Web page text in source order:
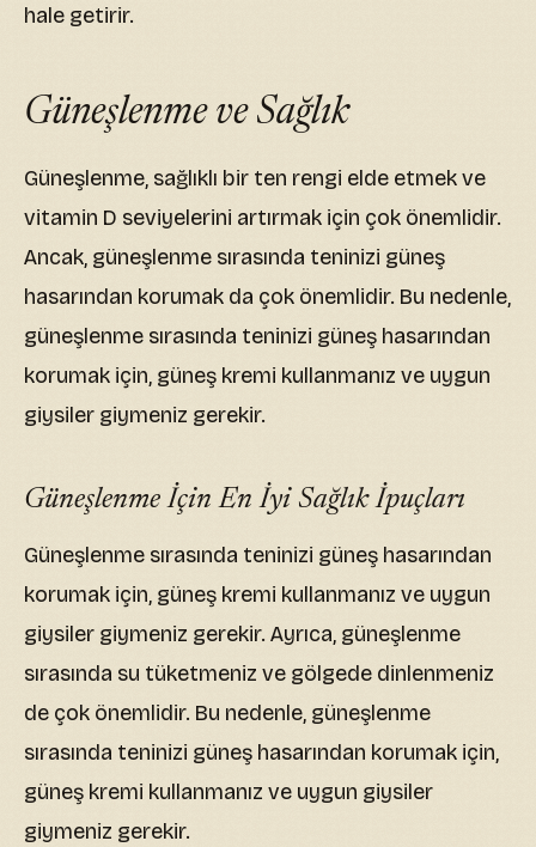
hale getirir.
Güneşlenme ve Sağlık
Güneşlenme, sağlıklı bir ten rengi elde etmek ve
vitamin D seviyelerini artırmak için çok önemlidir.
Ancak, güneşlenme sırasında teninizi güneş
hasarından korumak da çok önemlidir. Bu nedenle,
güneşlenme sırasında teninizi güneş hasarından
korumak için, güneş kremi kullanmanız ve uygun
giysiler giymeniz gerekir.
Güneşlenme İçin En İyi Sağlık İpuçları
Güneşlenme sırasında teninizi güneş hasarından
korumak için, güneş kremi kullanmanız ve uygun
giysiler giymeniz gerekir. Ayrıca, güneşlenme
sırasında su tüketmeniz ve gölgede dinlenmeniz
de çok önemlidir. Bu nedenle, güneşlenme
sırasında teninizi güneş hasarından korumak için,
güneş kremi kullanmanız ve uygun giysiler
giymeniz gerekir.